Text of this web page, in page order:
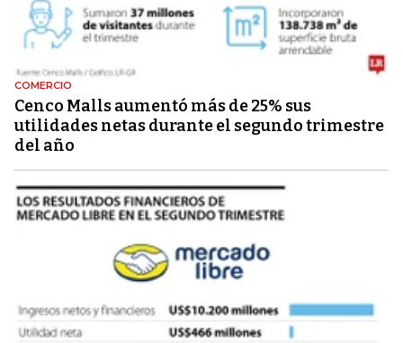
COMERCIO
Cenco Malls aumentó más de 25% sus
utilidades netas durante el segundo trimestre
del año